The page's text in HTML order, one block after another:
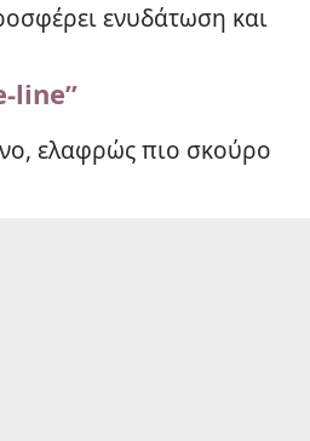
ενυδάτωση και
line”
ελαφρώς πιο σκούρο